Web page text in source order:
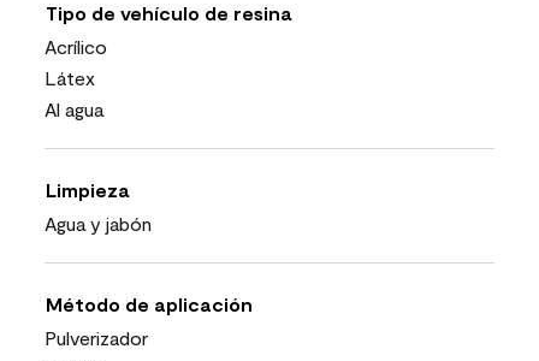
Tipo de vehículo de resina
Acrílico
Látex
Al agua
Limpieza
Agua y jabón
Método de aplicación
Pulverizador